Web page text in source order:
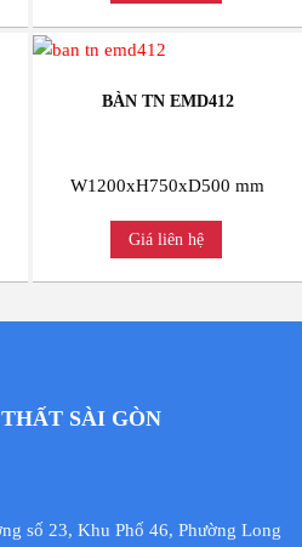
BÀN TN EMD412
W1200xH750xD500 mm
Giá liên hệ
SÀI GÒN
số 23, Khu Phố 46, Phường Long